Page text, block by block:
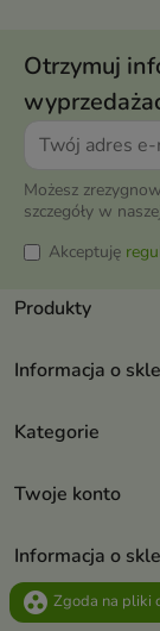
Otrzymuj
Możesz
szczegóły w
Akceptuję
Produkty
Informacja o
Kategorie
Twoje konto
Informacja o
group_work Zgoda na pliki